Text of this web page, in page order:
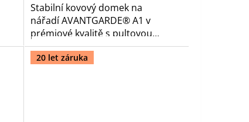
Stabilní kovový domek na
nářadí AVANTGARDE® A1 v
prémiové kvalitě s pultovou...
20 let záruka